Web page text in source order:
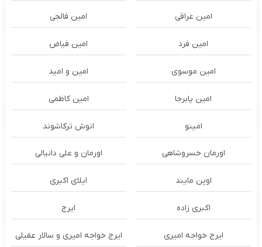
امین عراقی امین فالجی
امین فرد امین فیاض
امین موسوی امین و امید
امین پابرجا امین کاظمی
امینو انوش ترکاشوند
اورمان خسروشاهی اورمان و علی دانیالی
اوپن مایند ايلاى اكبرى
اکبری زاده ایرج
ایرج خواجه امیری ایرج خواجه امیری و سالار عقیلی